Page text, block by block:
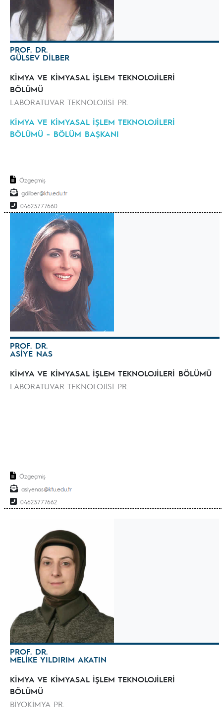
PROF. DR.
GÜLSEV DİLBER
KİMYA VE KİMYASAL İŞLEM TEKNOLOJİLERİ
BÖLÜMÜ
LABORATUVAR TEKNOLOJİSİ PR.
KİMYA VE KİMYASAL İŞLEM TEKNOLOJİLERİ
BÖLÜMÜ - BÖLÜM BAŞKANI
Özgeçmiş
gdilber
04623777660
PROF. DR.
ASİYE NAS
KİMYA VE KİMYASAL İŞLEM TEKNOLOJİLERİ BÖLÜMÜ
LABORATUVAR TEKNOLOJİSİ PR.
Özgeçmiş
asiyenas
04623777662
PROF. DR.
MELİKE YILDIRIM AKATIN
KİMYA VE KİMYASAL İŞLEM TEKNOLOJİLERİ
BÖLÜMÜ
BİYOKİMYA PR.